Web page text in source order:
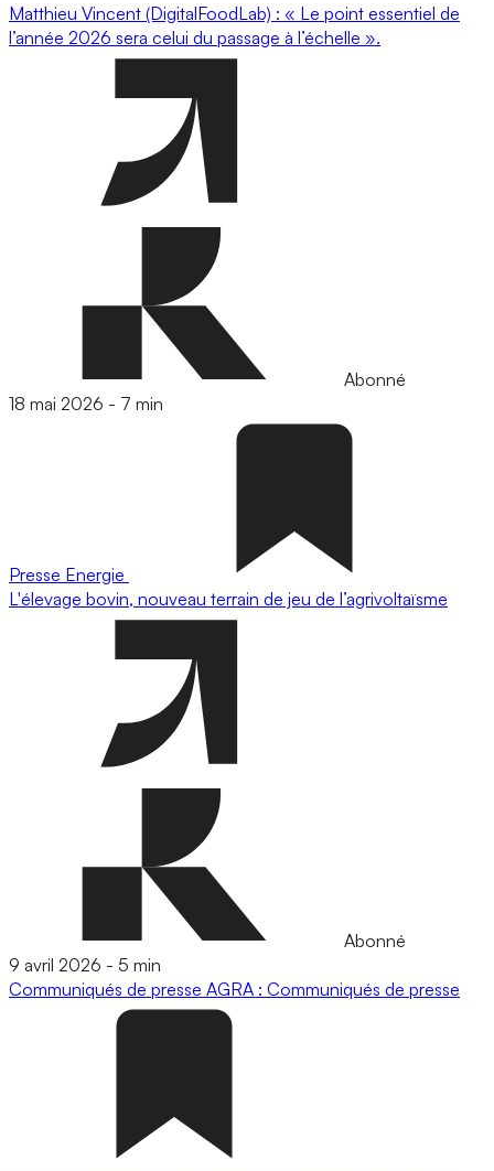
Matthieu Vincent (DigitalFoodLab) : « Le point essentiel de
l’année 2026 sera celui du passage à l’échelle ».
Abonné
18 mai 2026 - 7 min
Presse Energie
L'élevage bovin, nouveau terrain de jeu de l’agrivoltaïsme
Abonné
9 avril 2026 - 5 min
Communiqués de presse AGRA : Communiqués de presse